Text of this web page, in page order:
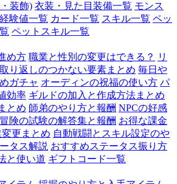
装飾) 衣装・見た目装備一覧 モンス
験値一覧 カード一覧 スキル一覧 ペッ
ペットスキル一覧
め方 職業と性別の変更はできる？
リ
取り返しのつかない要素まとめ 毎日や
ガチャ オーディンの祝福の使い方 パ
効率 ギルドの加入と作成方法まとめ
とめ 師弟のやり方と報酬 NPCの好感
冒険の試験の解答集と報酬 お得な課金
更まとめ 自動戦闘とスキル設定のや
タス解説 おすすめステータス振り方
と使い道 ギフトコード一覧